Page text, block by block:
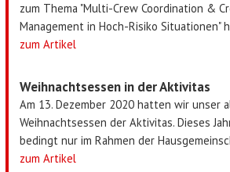
zum Thema "Multi-Crew Coordination &
Management in Hoch-Risiko Situationen"
zum Artikel
Weihnachtsessen in der Aktivitas
Am 13. Dezember 2020 hatten wir unser
Weihnachtsessen der Aktivitas. Dieses
bedingt nur im Rahmen der
zum Artikel